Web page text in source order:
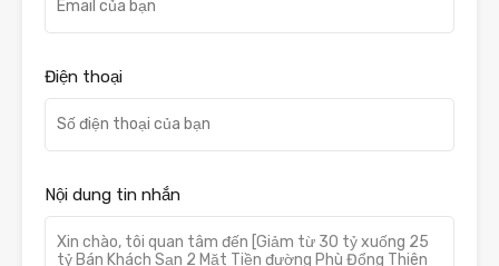
Điện thoại
Nội dung tin nhắn